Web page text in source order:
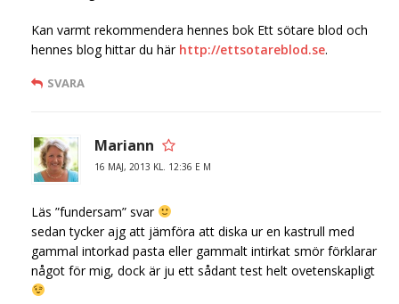
Kan varmt rekommendera hennes bok Ett sötare blod och
hennes blog hittar du här http://ettsotareblod.se.
SVARA
Mariann
16 MAJ, 2013 KL. 12:36 E M
Läs ”fundersam” svar
sedan tycker ajg att jämföra att diska ur en kastrull med
gammal intorkad pasta eller gammalt intirkat smör förklarar
något för mig, dock är ju ett sådant test helt ovetenskapligt